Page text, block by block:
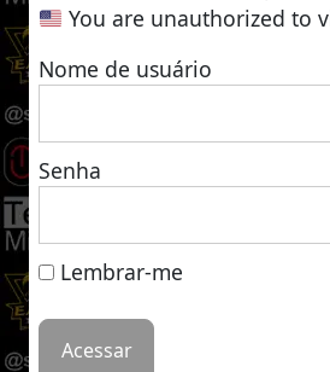
You are unauthorized to
Nome de usuário
Senha
Lembrar-me